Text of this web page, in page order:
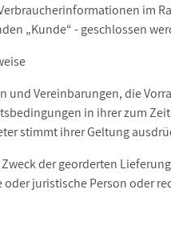
im
„Kunde“ - geschlossen
Vereinbarungen, die
in ihrer zum
stimmt ihrer Geltung
der georderten
juristische Person oder